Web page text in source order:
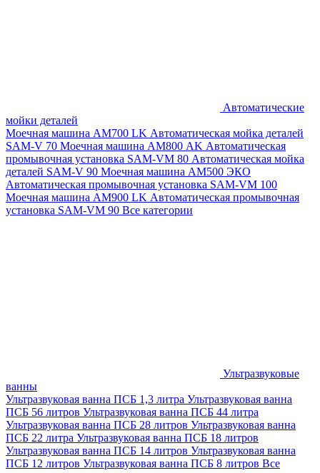
Автоматические
мойки деталей
Моечная машина AM700 LK Автоматическая мойка деталей
SAM-V 70 Моечная машина АМ800 AK Автоматическая
промывочная установка SAM-VM 80 Автоматическая мойка
деталей SAM-V 90 Моечная машина АМ500 ЭКО
Автоматическая промывочная установка SAM-VM 100
Моечная машина AM900 LK Автоматическая промывочная
установка SAM-VM 90 Все категории
Ультразвуковые
ванны
Ультразвуковая ванна ПСБ 1,3 литра Ультразвуковая ванна
ПСБ 56 литров Ультразвуковая ванна ПСБ 44 литра
Ультразвуковая ванна ПСБ 28 литров Ультразвуковая ванна
ПСБ 22 литра Ультразвуковая ванна ПСБ 18 литров
Ультразвуковая ванна ПСБ 14 литров Ультразвуковая ванна
ПСБ 12 литров Ультразвуковая ванна ПСБ 8 литров Все